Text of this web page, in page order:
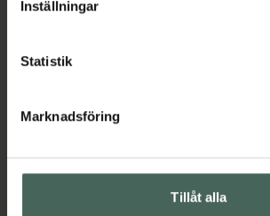
Inställningar
Statistik
Marknadsföring
Tillåt alla
EAN:03175681006768
Kost och hälsa